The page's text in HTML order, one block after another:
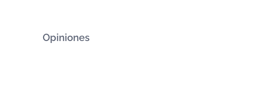
Opiniones